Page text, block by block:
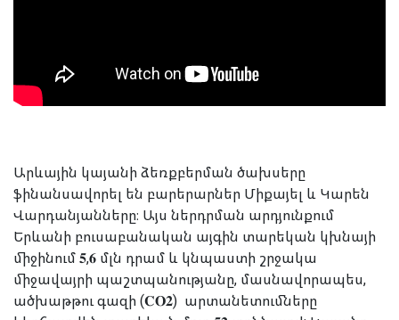
Արևային կայանի ձեռքբերման ծախսերը
ֆինանսավորել են բարերարներ Միքայել և Կարեն
Վարդանյանները։ Այս ներդրման արդյունքում
Երևանի բուսաբանական այգին տարեկան կխնայի
միջինում 𝟓,𝟔 մլն դրամ և կնպաստի շրջակա
միջավայրի պաշտպանությանը, մասնավորապես,
ածխաթթու գազի (𝐂𝐎𝟐) արտանետումները